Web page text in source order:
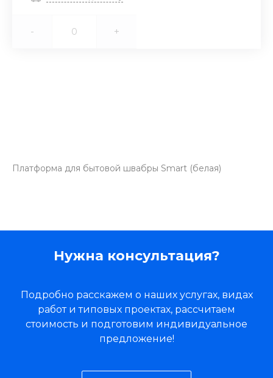
- +
Платформа для бытовой швабры Smart (белая)
Нужна консультация?
Подробно расскажем о наших услугах, видах
работ и типовых проектах, рассчитаем
стоимость и подготовим индивидуальное
предложение!